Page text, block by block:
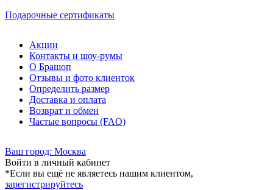
Подарочные сертификаты
Акции
Контакты и шоу-румы
О Брашоп
Отзывы и фото клиенток
Определить размер
Доставка и оплата
Возврат и обмен
Частые вопросы (FAQ)
Ваш город: Москва
Войти в личный кабинет
*Если вы ещё не являетесь нашим клиентом,
зарегистрируйтесь